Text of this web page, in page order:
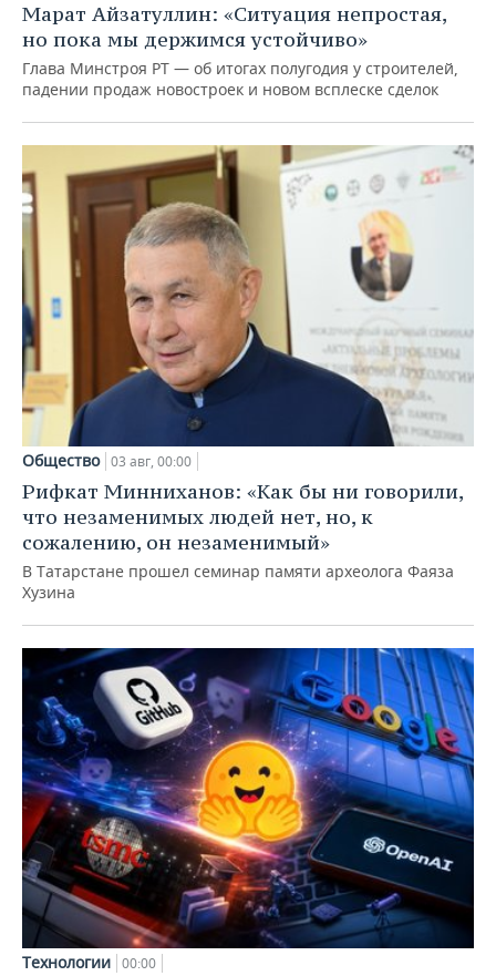
Марат Айзатуллин: «Ситуация непростая,
но пока мы держимся устойчиво»
Глава Минстроя РТ — об итогах полугодия у строителей,
падении продаж новостроек и новом всплеске сделок
Общество 03 авг, 00:00
Рифкат Минниханов: «Как бы ни говорили,
что незаменимых людей нет, но, к
сожалению, он незаменимый»
В Татарстане прошел семинар памяти археолога Фаяза
Хузина
Технологии 00:00